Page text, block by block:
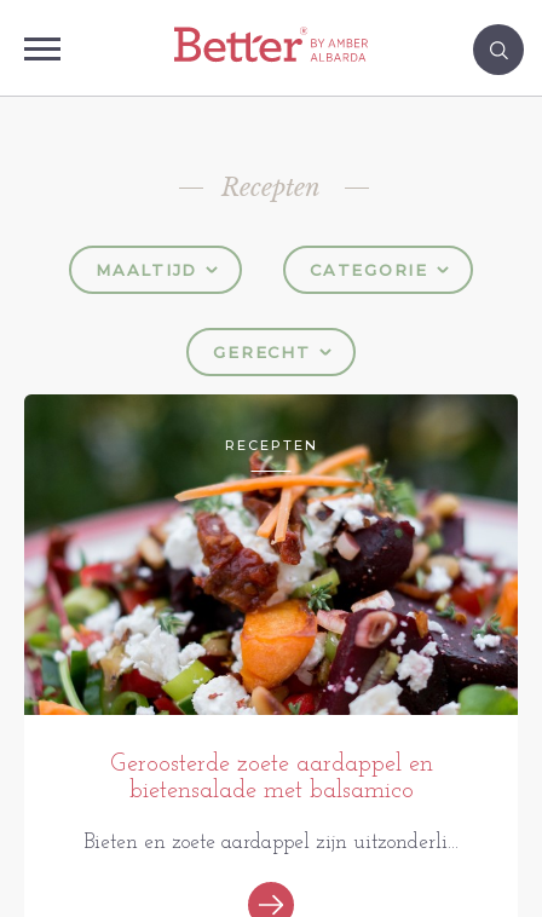
Recepten
MAALTIJD CATEGORIE
GERECHT
RECEPTEN
Geroosterde zoete aardappel en
bietensalade met balsamico
Bieten en zoete aardappel zijn uitzonderli...